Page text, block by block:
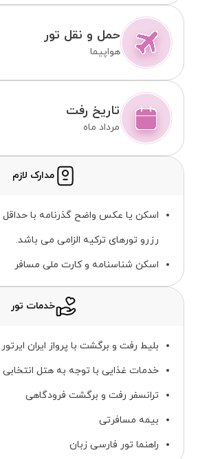
حمل و نقل تور
هواپیما
تاریخ رفت
مرداد ماه
مدارک لازم
رزرو تورهای ترکیه الزامی می باشد.
اسکن شناسنامه و کارت ملی مسافر
خدمات تور
بلیط رفت و برگشت با پرواز ایران ایرتور
خدمات غذایی با توجه به هتل انتخابی
ترانسفر رفت و برگشت فرودگاهی
بیمه مسافرتی
راهنما تور فارسی زبان